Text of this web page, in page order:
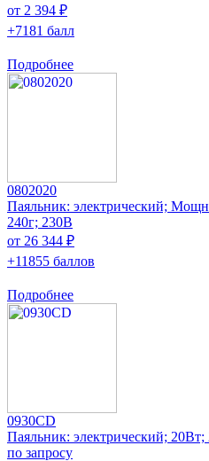
от 2 394 ₽
+7181 балл
Подробнее
0802020
Паяльник: электрический;
240г; 230В
от 26 344 ₽
+11855 баллов
Подробнее
0930CD
Паяльник: электрический;
по запросу